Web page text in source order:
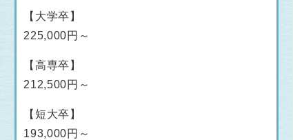
【大学卒】
225,000円～
【高専卒】
212,500円～
【短大卒】
193,000円～